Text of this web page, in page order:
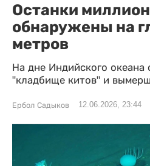
Останки
обнаружены на
метров
На дне Индийского океана
"кладбище китов" и
Ербол Садыков 12.06.2026, 23:44